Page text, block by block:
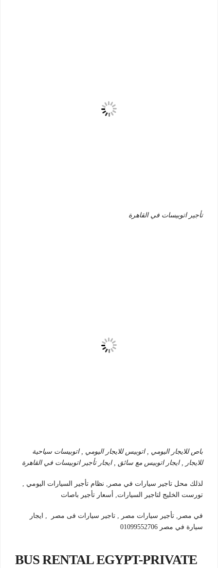
تأجير اتوبيسات في القاهرة
باص للايجار اليومي , اتوبيس للايجار اليومي , اتوبيسات سياحية
للايجار , ايجار اتوبيس مع سائق , ايجار تأجير اتوبيسات في القاهرة
لذلك محل تاجير سيارات في مصر, نظام تأجير السيارات اليومي ,
تورست الخليج لتاجير السيارات, أسعار تأجير باصات
في مصر, تأجير سيارات مصر , تاجير سيارات فى مصر , ايجار
سيارة في مصر 01099552706
BUS RENTAL EGYPT-PRIVATE